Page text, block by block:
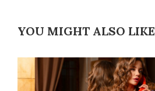
YOU MIGHT ALSO LIKE